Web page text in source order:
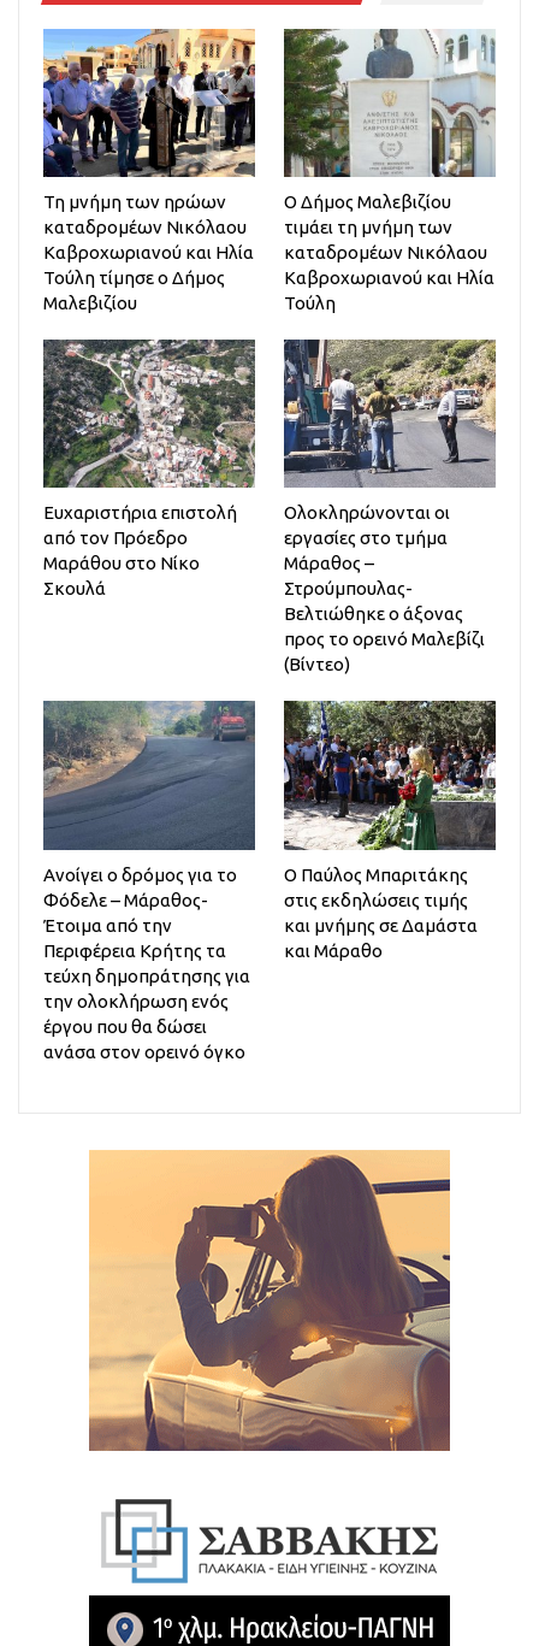
Τη μνήμη των ηρώων
καταδρομέων Νικόλαου
Καβροχωριανού και Ηλία
Τούλη τίμησε ο Δήμος
Μαλεβιζίου
Ο Δήμος Μαλεβιζίου
τιμάει τη μνήμη των
καταδρομέων Νικόλαου
Καβροχωριανού και Ηλία
Τούλη
Ευχαριστήρια επιστολή
από τον Πρόεδρο
Μαράθου στο Νίκο
Σκουλά
Ολοκληρώνονται οι
εργασίες στο τμήμα
Μάραθος –
Στρούμπουλας-
Βελτιώθηκε ο άξονας
προς το ορεινό Μαλεβίζι
(Βίντεο)
Ανοίγει ο δρόμος για το
Φόδελε – Μάραθος-
Έτοιμα από την
Περιφέρεια Κρήτης τα
τεύχη δημοπράτησης για
την ολοκλήρωση ενός
έργου που θα δώσει
ανάσα στον ορεινό όγκο
Ο Παύλος Μπαριτάκης
στις εκδηλώσεις τιμής
και μνήμης σε Δαμάστα
και Μάραθο